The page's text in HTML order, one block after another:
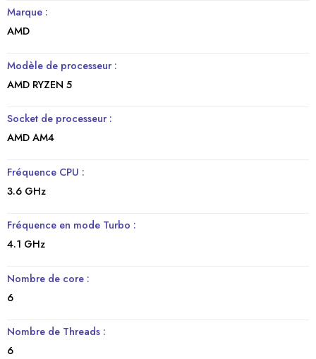
Marque :
AMD
Modèle de processeur :
AMD RYZEN 5
Socket de processeur :
AMD AM4
Fréquence CPU :
3.6 GHz
Fréquence en mode Turbo :
4.1 GHz
Nombre de core :
6
Nombre de Threads :
6